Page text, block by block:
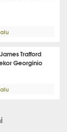
Trafford
Georginio